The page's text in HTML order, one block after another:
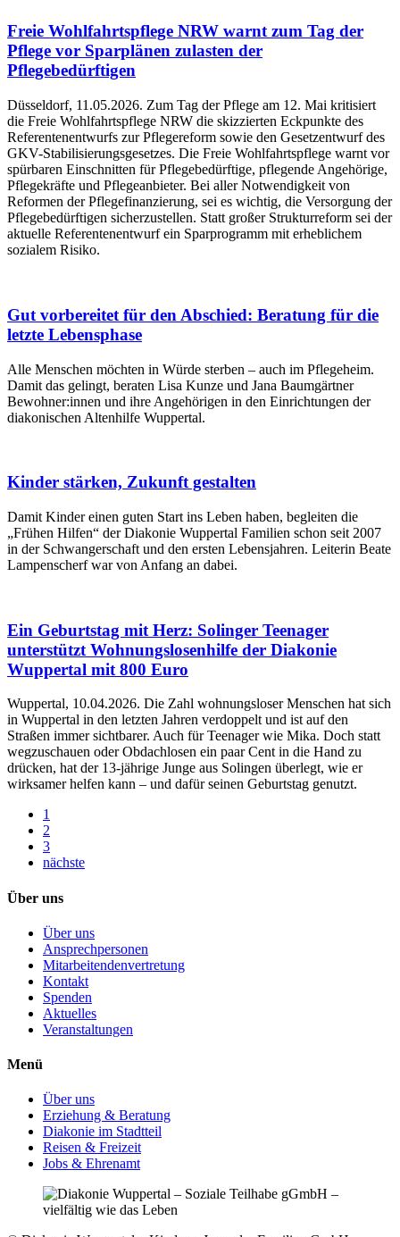
Freie Wohlfahrtspflege NRW warnt zum Tag der
Pflege vor Sparplänen zulasten der
Pflegebedürftigen
Düsseldorf, 11.05.2026. Zum Tag der Pflege am 12. Mai kritisiert
die Freie Wohlfahrtspflege NRW die skizzierten Eckpunkte des
Referentenentwurfs zur Pflegereform sowie den Gesetzentwurf des
GKV-Stabilisierungsgesetzes. Die Freie Wohlfahrtspflege warnt vor
spürbaren Einschnitten für Pflegebedürftige, pflegende Angehörige,
Pflegekräfte und Pflegeanbieter. Bei aller Notwendigkeit von
Reformen der Pflegefinanzierung, sei es wichtig, die Versorgung der
Pflegebedürftigen sicherzustellen. Statt großer Strukturreform sei der
aktuelle Referentenentwurf ein Sparprogramm mit erheblichem
sozialem Risiko.
Gut vorbereitet für den Abschied: Beratung für die
letzte Lebensphase
Alle Menschen möchten in Würde sterben – auch im Pflegeheim.
Damit das gelingt, beraten Lisa Kunze und Jana Baumgärtner
Bewohner:innen und ihre Angehörigen in den Einrichtungen der
diakonischen Altenhilfe Wuppertal.
Kinder stärken, Zukunft gestalten
Damit Kinder einen guten Start ins Leben haben, begleiten die
„Frühen Hilfen“ der Diakonie Wuppertal Familien schon seit 2007
in der Schwangerschaft und den ersten Lebensjahren. Leiterin Beate
Lampenscherf war von Anfang an dabei.
Ein Geburtstag mit Herz: Solinger Teenager
unterstützt Wohnungslosenhilfe der Diakonie
Wuppertal mit 800 Euro
Wuppertal, 10.04.2026. Die Zahl wohnungsloser Menschen hat sich
in Wuppertal in den letzten Jahren verdoppelt und ist auf den
Straßen immer sichtbarer. Auch für Teenager wie Mika. Doch statt
wegzuschauen oder Obdachlosen ein paar Cent in die Hand zu
drücken, hat der 13-jährige Junge aus Solingen überlegt, wie er
wirksamer helfen kann – und dafür seinen Geburtstag genutzt.
1
2
3
nächste
Über uns
Über uns
Ansprechpersonen
Mitarbeitendenvertretung
Kontakt
Spenden
Aktuelles
Veranstaltungen
Menü
Über uns
Erziehung & Beratung
Diakonie im Stadtteil
Reisen & Freizeit
Jobs & Ehrenamt